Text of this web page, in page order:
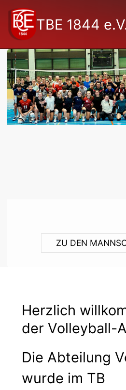
TBE 1844
ZU DEN
Herzlich
der Volleyball-
Die Abteilung
wurde im TB